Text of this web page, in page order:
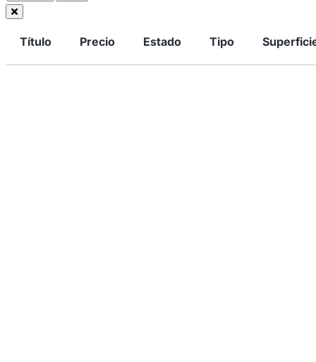
Título Precio Estado Tipo